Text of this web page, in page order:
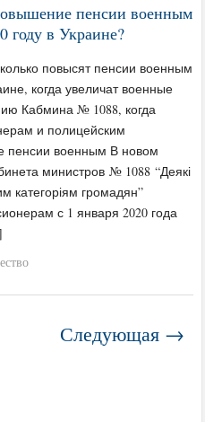
пенсии военным
в Украине?
повысят пенсии военным
когда увеличат военные
Кабмина № 1088, когда
и полицейским
военным В новом
министров № 1088 “Деякі
категоріям громадян”
с 1 января 2020 года
Следующая →